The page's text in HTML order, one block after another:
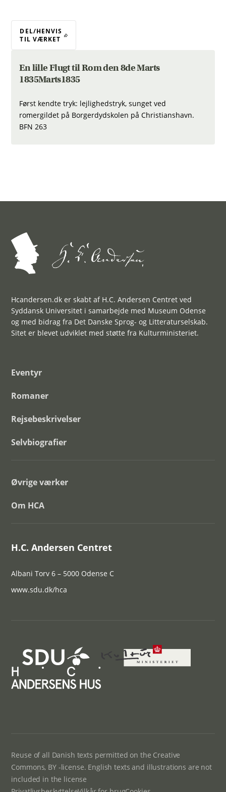
DEL/HENVIS
TIL VÆRKET
En lille Flugt til Rom den 8de Marts
1835Marts1835
Først kendte tryk: lejlighedstryk, sunget ved
romergildet på Borgerdydskolen på Christianshavn.
BFN 263
Hcandersen.dk er skabt af H.C. Andersen Centret ved
Syddansk Universitet i samarbejde med Museum Odense
og med bidrag fra Det Danske Sprog- og Litteraturselskab.
Sitet er blevet udviklet med støtte fra Kulturministeriet.
Eventyr
Romaner
Rejsebeskrivelser
Selvbiografier
Øvrige værker
Om HCA
H.C. Andersen Centret
Albani Torv 6 – 5000 Odense C
www.sdu.dk/hca
Reuse of all Danish texts permitted on the Creative
Commons, BY -license. English texts and illustrations are not
included in the license